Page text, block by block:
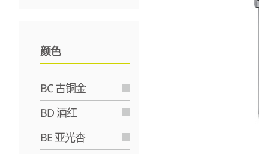
颜色
BC 古铜金
BD 酒红
BE 亚光杏